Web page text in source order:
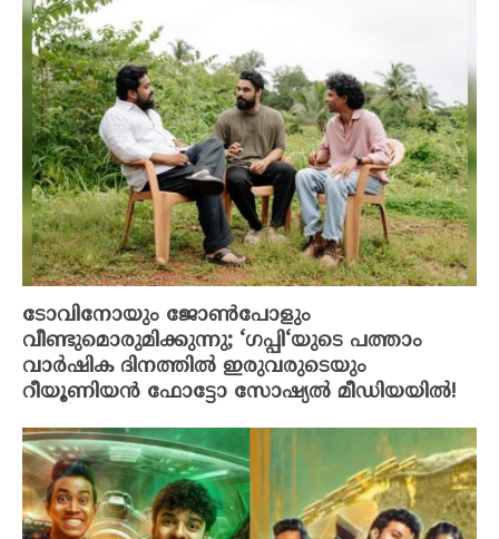
ടോവിനോയും ജോൺപോളും
വീണ്ടുമൊരുമിക്കുന്നു; ‘ഗപ്പി‘യുടെ പത്താം
വാർഷിക ദിനത്തിൽ ഇരുവരുടെയും
റീയൂണിയൻ ഫോട്ടോ സോഷ്യൽ മീഡിയയിൽ!